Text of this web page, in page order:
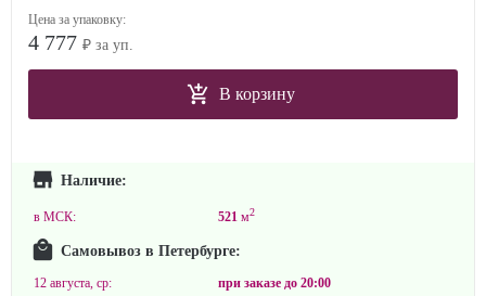
Цена за упаковку:
4 777 ₽ за уп.
В корзину
Наличие:
в МСК: 521 м2
Самовывоз в Петербурге:
12 августа, ср: при заказе до 20:00